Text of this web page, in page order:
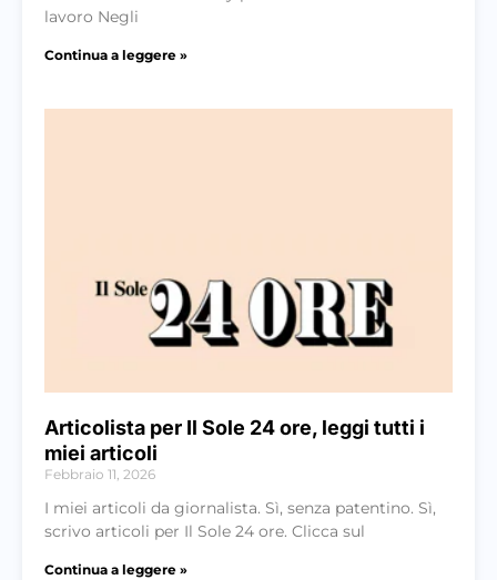
lavoro Negli
Continua a leggere »
Articolista per Il Sole 24 ore, leggi tutti i
miei articoli
Febbraio 11, 2026
I miei articoli da giornalista. Sì, senza patentino. Sì,
scrivo articoli per Il Sole 24 ore. Clicca sul
Continua a leggere »